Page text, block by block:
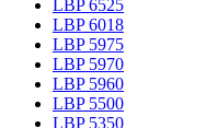
LBP 6525
LBP 6018
LBP 5975
LBP 5970
LBP 5960
LBP 5500
LBP 5350